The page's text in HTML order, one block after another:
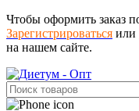
Чтобы оформить заказ
Зарегистрироваться или
на нашем сайте.